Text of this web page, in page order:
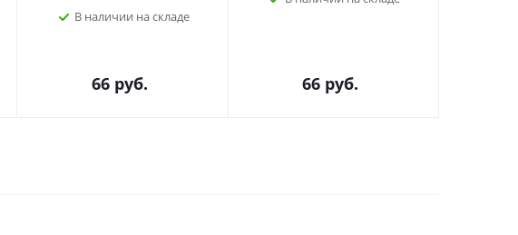
В наличии на складе
66руб. 66 руб.